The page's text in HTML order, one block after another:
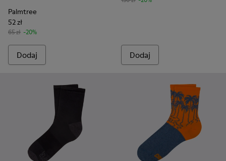
Palmtree
52 zł
65 zł -20%
Dodaj Dodaj